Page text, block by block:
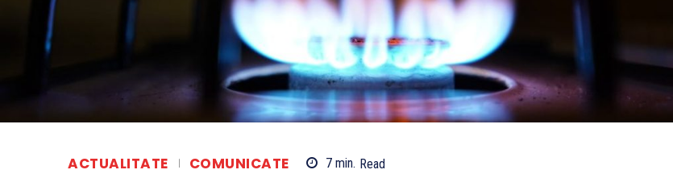
ACTUALITATE COMUNICATE 7min. Read